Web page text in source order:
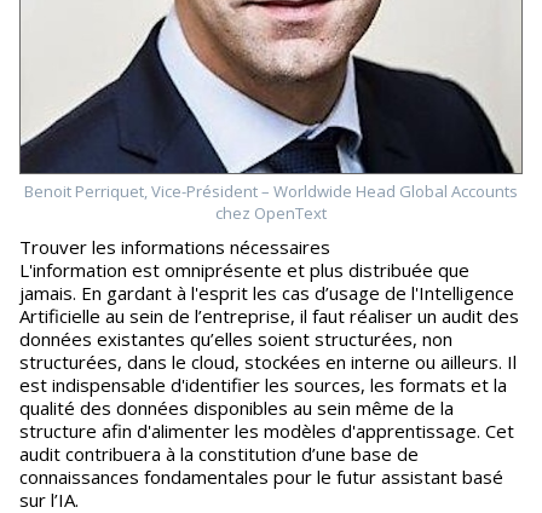
Benoit Perriquet, Vice-Président – Worldwide Head Global Accounts
chez OpenText
Trouver les informations nécessaires
L'information est omniprésente et plus distribuée que
jamais. En gardant à l'esprit les cas d’usage de l'Intelligence
Artificielle au sein de l’entreprise, il faut réaliser un audit des
données existantes qu’elles soient structurées, non
structurées, dans le cloud, stockées en interne ou ailleurs. Il
est indispensable d'identifier les sources, les formats et la
qualité des données disponibles au sein même de la
structure afin d'alimenter les modèles d'apprentissage. Cet
audit contribuera à la constitution d’une base de
connaissances fondamentales pour le futur assistant basé
sur l’IA.